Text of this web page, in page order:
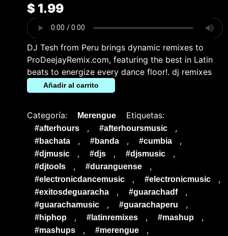
$1.99
DJ Tesh from Peru brings dynamic remixes to
ProDeejayRemix.com, featuring the best in Latin
beats to energize every dance floor!. dj remixes
Añadir al carrito
Categoría: Merengue Etiquetas:
#afterhours , #afterhoursmusic ,
#bachata , #banda , #cumbia ,
#djmusic , #djs , #djsmusic ,
#djtools , #duranguense ,
#electronicdancemusic , #electronicmusic ,
#exitosdeguaracha , #guarachadf ,
#guarachamusic , #guarachaperu ,
#hiphop , #latinremixes , #mashup ,
#mashups , #merengue ,